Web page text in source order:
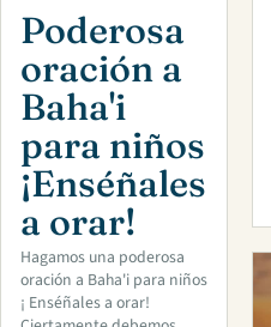
Poderosa
oración a
Baha'i
para niños
¡Enséñales
a orar!
Hagamos una poderosa
oración a Baha'i para niños
¡ Enséñales a orar!